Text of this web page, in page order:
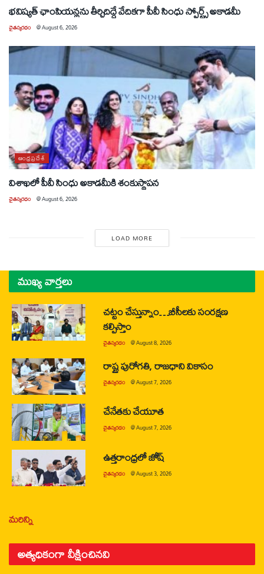
భవిష్యత్ ఛాంపియన్లను తీర్చిదిద్దే వేదికగా పీవీ సింధు స్పోర్ట్స్ అకాడమీ
చైతన్యరధం @August 6, 2026
ఆంధ్రప్రదేశ్
విశాఖలో పీవీ సింధు అకాడమీకి శంకుస్థాపన
చైతన్యరధం @August 6, 2026
LOAD MORE
ముఖ్య వార్తలు
చట్టం చేస్తున్నాం…బీసీలకు సంరక్షణ
కల్పిస్తాం
చైతన్యరధం @August 8, 2026
రాష్ట్ర పురోగతి, రాజధాని వికాసం
చైతన్యరధం @August 7, 2026
చేనేతకు చేయూత
చైతన్యరధం @August 7, 2026
ఉత్తరాంధ్రలో జోష్
చైతన్యరధం @August 3, 2026
మరిన్ని
అత్యధికంగా వీక్షించినవి